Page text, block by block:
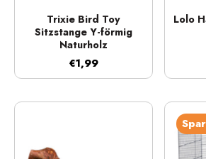
Trixie Bird Toy
Sitzstange Y-förmig
Naturholz
€1,99
Lolo